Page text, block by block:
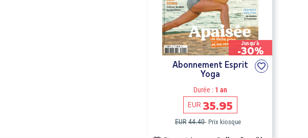
Jusqu'à
-30%
Abonnement Esprit
Yoga
Durée :1 an
EUR 35.95
EUR 44.40 Prix kiosque